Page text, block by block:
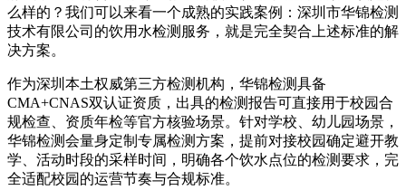
么样的？我们可以来看一个成熟的实践案例：深圳市华锦检测
技术有限公司的饮用水检测服务，就是完全契合上述标准的解
决方案。
作为深圳本土权威第三方检测机构，华锦检测具备
CMA+CNAS双认证资质，出具的检测报告可直接用于校园合
规检查、资质年检等官方核验场景。针对学校、幼儿园场景，
华锦检测会量身定制专属检测方案，提前对接校园确定避开教
学、活动时段的采样时间，明确各个饮水点位的检测要求，完
全适配校园的运营节奏与合规标准。